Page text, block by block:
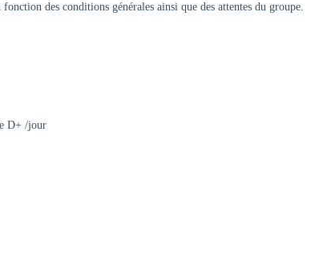
des conditions générales ainsi que des attentes du groupe.
D+ /jour